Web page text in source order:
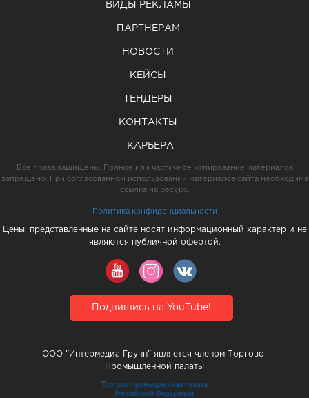
ВИДЫ РЕКЛАМЫ
ПАРТНЕРАМ
НОВОСТИ
КЕЙСЫ
ТЕНДЕРЫ
КОНТАКТЫ
КАРЬЕРА
Все права защищены. Полное или частичное копирование материалов
запрещено. При согласованном использовании материалов сайта необходима
ссылка на ресурс.
Политика конфиденциальности
Цены, представленные на сайте носят информационный характер и не
являются публичной офертой.
Подпишись на YouTube!
ООО "Интермедиа Групп" является членом Торгово-
Промышленной палаты